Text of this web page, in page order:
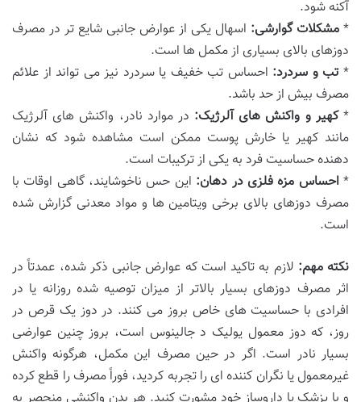
آکنه شود.
* مشکلات گوارشی: اسهال یکی از عوارض جانبی شایع تر در مصرف
دوزهای بالای بسیاری از مکمل ها است.
*تب و سردرد: احساس تب خفیف یا سردرد نیز می تواند از علائم
مصرف بیش از حد باشد.
*کهیر و واکنش های آلرژیک: در موارد نادر، واکنش های آلرژیک
مانند کهیر یا خارش پوست ممکن است مشاهده شود که نشان
دهنده حساسیت فرد به یکی از ترکیبات است.
* احساس مزه فلزی در دهان: این حس ناخوشایند، گاهی اوقات با
مصرف دوزهای بالای برخی ویتامین ها و مواد معدنی گزارش شده
است.
نکته مهم: لازم به تاکید است که عوارض جانبی ذکر شده، عمدتاً در
اثر مصرف دوزهای بسیار بالاتر از میزان توصیه شده روزانه یا در
افرادی با حساسیت های خاص بروز می کنند. در دوز یک قرص در
روز، که دوز معمول یولیک د جالینوس است، بروز چنین عوارضی
بسیار نادر است. اگر در حین مصرف این مکمل، هرگونه واکنش
غیرمعمول یا نگران کننده ای را تجربه کردید، فوراً مصرف را قطع کرده